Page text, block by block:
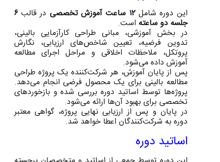
این دوره شامل۱۲ ساعت آموزش تخصصی در قالب۶
جلسه دو ساعته است.
در بخش آموزشی، مبانی طراحی کارآزمایی بالینی،
تدوین فرضیه، تعیین شاخص‌های ارزیابی، نگارش
پروتکل، ملاحظات اخلاقی و مراحل اجرای مطالعه
آموزش داده می‌شود.
پس از پایان آموزش، هر شرکت‌کننده یک پروژه طراحی
مطالعه بالینی برای یک محصول فرضی انجام می‌دهد.
پروژه‌ها توسط اساتید دوره بررسی شده و بازخوردهای
تخصصی برای بهبود آن‌ها ارائه می‌شود.
در پایان و پس از ارزیابی نهایی پروژه، گواهی معتبر
دوره به شرکت‌کنندگان اعطا خواهد شد.
اساتید دوره